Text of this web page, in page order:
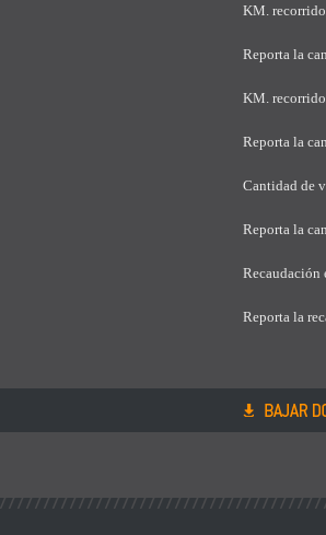
KM.
Reporta la
KM.
Reporta la
Cantidad de
Reporta la
Recaudación
Reporta la
DIGI TAX